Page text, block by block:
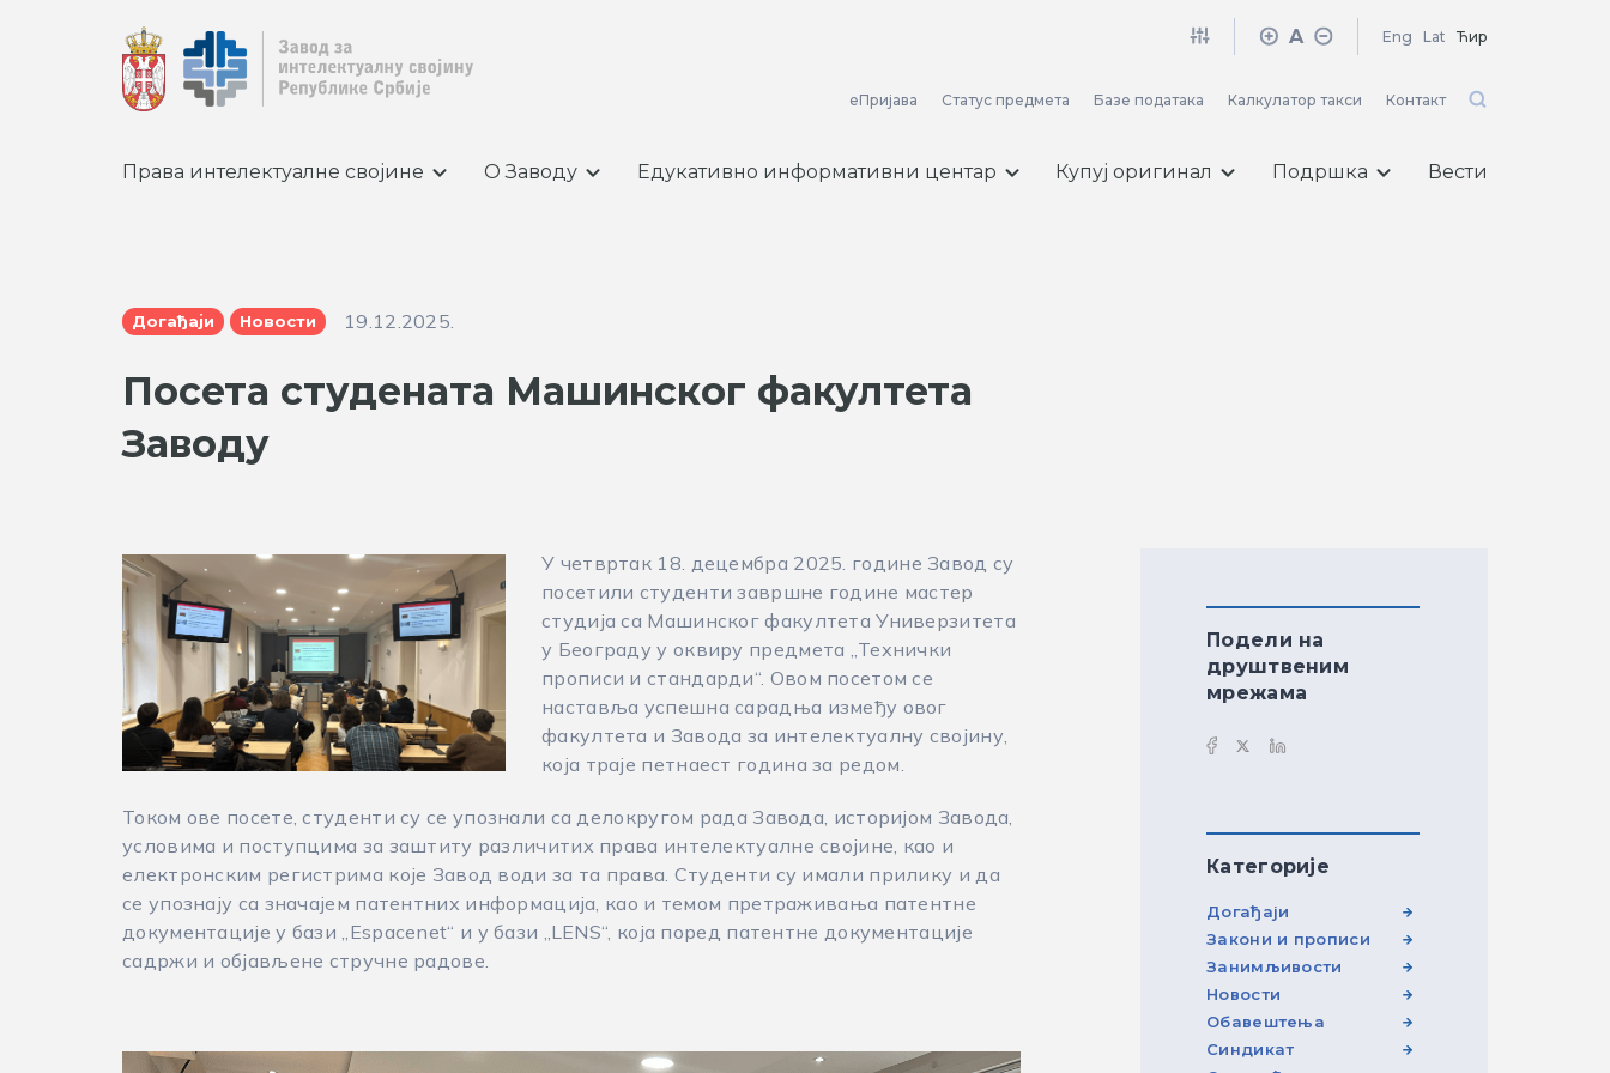
A Eng Lat Ћир
еПријава Статус предмета Базе података Калкулатор такси Контакт
Права интелектуалне својине О Заводу Едукативно информативни центар Купуј оригинал Подршка Вести
Догађаји Новости 19.12.2025.
Посета студената Машинског факултета
Заводу
У четвртак 18. децембра 2025. године Завод су
посетили студенти завршне године мастер
студија са Машинског факултета Универзитета
у Београду у оквиру предмета „Технички
прописи и стандарди“. Oвом посетом се
наставља успешна сарадња између овог
факултета и Завода за интелектуалну својину,
која траје петнаест година за редом.
Током ове посете, студенти су се упознали са делокругом рада Завода, историјом Завода,
условима и поступцима за заштиту различитих права интелектуалне својине, као и
електронским регистрима које Завод води за та права. Студенти су имали прилику и да
се упознају са значајем патентних информација, као и темом претраживања патентне
документације у бази „Espacenet“ и у бази „LENS“, која поред патентне документације
садржи и објављене стручне радове.
Подели на
друштвеним
мрежама
Категорије
Догађаји
Закони и прописи
Занимљивости
Новости
Обавештења
Синдикат